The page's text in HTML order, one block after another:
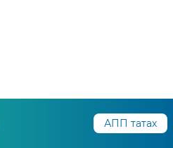
АПП татах